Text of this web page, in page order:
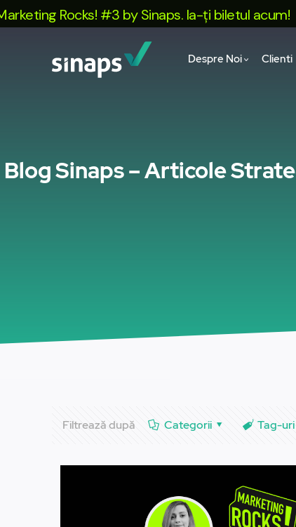
Rocks! #3 by Sinaps. Ia-ți biletul acum! Te
Despre Noi Clienti
Blog Sinaps – Articole
Filtrează după Categorii Tag-uri